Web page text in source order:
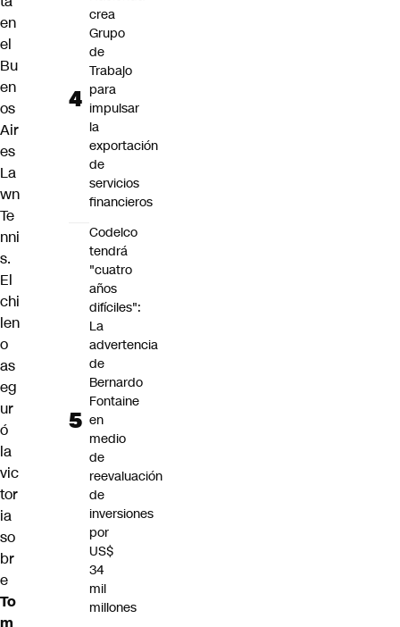
en
el
Bu
en
os
Air
es
La
wn
Te
nni
s.
El
chi
len
o
as
eg
ur
ó
la
vic
tor
ia
so
br
e
To
crea
Grupo
de
Trabajo
para
impulsar
la
exportación
de
servicios
financieros
Codelco
tendrá
"cuatro
años
difíciles":
La
advertencia
de
Bernardo
Fontaine
en
medio
de
reevaluación
de
inversiones
por
US$
34
mil
millones